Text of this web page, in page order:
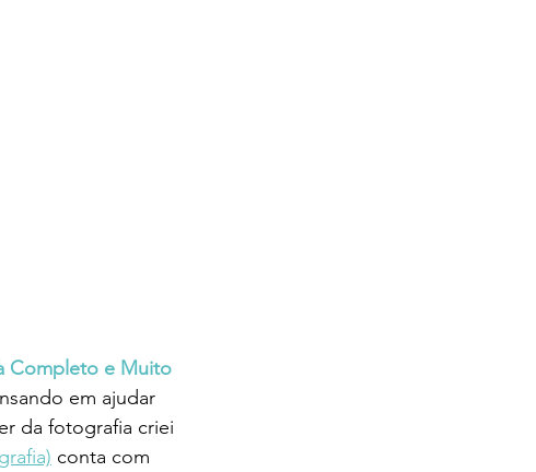
Completo e Muito
em ajudar
da fotografia criei
conta com